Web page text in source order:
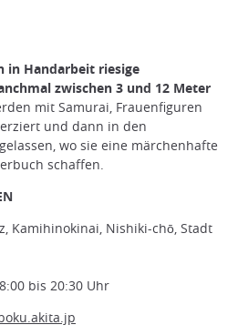
in Handarbeit riesige
zwischen 3 und 12 Meter
mit Samurai, Frauenfiguren
und dann in den
wo sie eine märchenhafte
schaffen.
Kamihinokinai, Nishiki-chō, Stadt
bis 20:30 Uhr